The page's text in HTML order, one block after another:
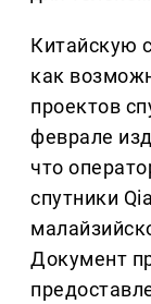
Китайскую
как
проектов
феврале
что
спутники
Документ